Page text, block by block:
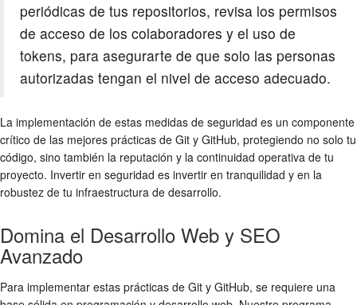
periódicas de tus repositorios, revisa los permisos
de acceso de los colaboradores y el uso de
tokens, para asegurarte de que solo las personas
autorizadas tengan el nivel de acceso adecuado.
La implementación de estas medidas de seguridad es un componente
crítico de las mejores prácticas de Git y GitHub, protegiendo no solo tu
código, sino también la reputación y la continuidad operativa de tu
proyecto. Invertir en seguridad es invertir en tranquilidad y en la
robustez de tu infraestructura de desarrollo.
Domina el Desarrollo Web y SEO
Avanzado
Para implementar estas prácticas de Git y GitHub, se requiere una